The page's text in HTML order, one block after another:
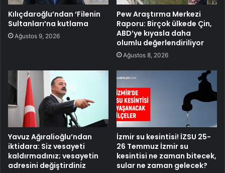
Kılıçdaroğlu’ndan ‘Filenin
Sultanları’na kutlama
Ağustos 9, 2026
Pew Araştırma Merkezi
Raporu: Birçok ülkede Çin,
ABD’ye kıyasla daha
olumlu değerlendiriliyor
Ağustos 8, 2026
Yavuz Ağıralioğlu’ndan
iktidara: Siz vesayeti
kaldırmadınız; vesayetin
adresini değiştirdiniz
İzmir su kesintisi! İZSU 25-
26 Temmuz İzmir su
kesintisi ne zaman bitecek,
sular ne zaman gelecek?